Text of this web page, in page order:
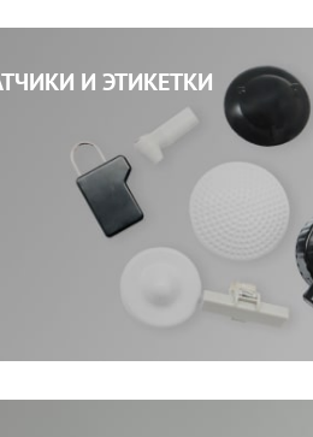
И ЭТИКЕТКИ